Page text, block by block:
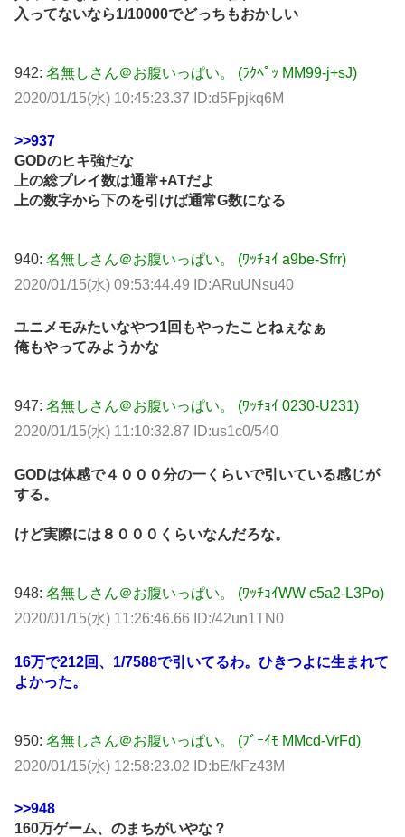
入ってないなら1/10000でどっちもおかしい
942: 名無しさん＠お腹いっぱい。 (ﾗｸﾍﾟｯ MM99-j+sJ)
2020/01/15(水) 10:45:23.37 ID:d5Fpjkq6M
>>937
GODのヒキ強だな
上の総プレイ数は通常+ATだよ
上の数字から下のを引けば通常G数になる
940: 名無しさん＠お腹いっぱい。 (ﾜｯﾁｮｲ a9be-Sfrr)
2020/01/15(水) 09:53:44.49 ID:ARuUNsu40
ユニメモみたいなやつ1回もやったことねぇなぁ
俺もやってみようかな
947: 名無しさん＠お腹いっぱい。 (ﾜｯﾁｮｲ 0230-U231)
2020/01/15(水) 11:10:32.87 ID:us1c0/540
GODは体感で４０００分の一くらいで引いている感じが
する。
けど実際には８０００くらいなんだろな。
948: 名無しさん＠お腹いっぱい。 (ﾜｯﾁｮｲWW c5a2-L3Po)
2020/01/15(水) 11:26:46.66 ID:/42un1TN0
16万で212回、1/7588で引いてるわ。ひきつよに生まれて
よかった。
950: 名無しさん＠お腹いっぱい。 (ﾌﾞｰｲﾓ MMcd-VrFd)
2020/01/15(水) 12:58:23.02 ID:bE/kFz43M
>>948
160万ゲーム、のまちがいやな？